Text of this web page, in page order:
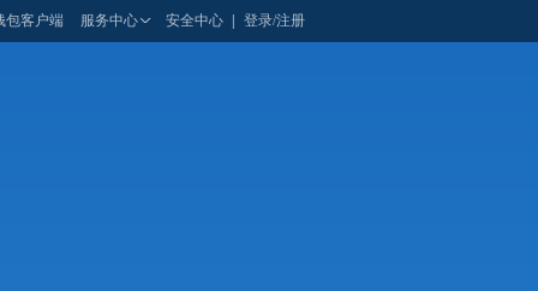
包客户端 服务中心 安全中心 登录/注册